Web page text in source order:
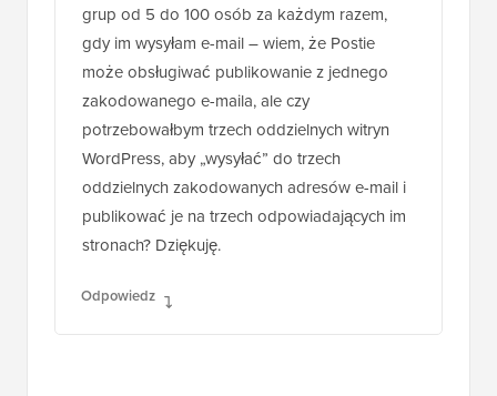
grup od 5 do 100 osób za każdym razem,
gdy im wysyłam e-mail – wiem, że Postie
może obsługiwać publikowanie z jednego
zakodowanego e-maila, ale czy
potrzebowałbym trzech oddzielnych witryn
WordPress, aby „wysyłać” do trzech
oddzielnych zakodowanych adresów e-mail i
publikować je na trzech odpowiadających im
stronach? Dziękuję.
Odpowiedz